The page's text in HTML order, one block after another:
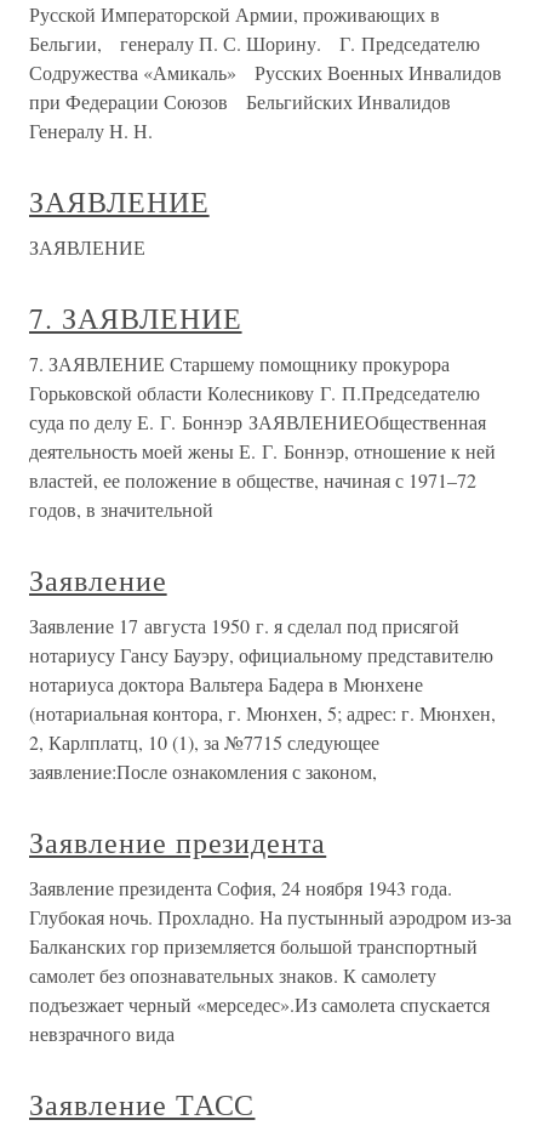
Русской Императорской Армии, проживающих в
Бельгии, генералу П. С. Шорину. Г. Председателю
Содружества «Амикаль» Русских Военных Инвалидов
при Федерации Союзов Бельгийских Инвалидов
Генералу Н. Н.
ЗАЯВЛЕНИЕ
ЗАЯВЛЕНИЕ
7. ЗАЯВЛЕНИЕ
7. ЗАЯВЛЕНИЕ Старшему помощнику прокурора
Горьковской области Колесникову Г. П.Председателю
суда по делу Е. Г. Боннэр ЗАЯВЛЕНИЕОбщественная
деятельность моей жены Е. Г. Боннэр, отношение к ней
властей, ее положение в обществе, начиная с 1971–72
годов, в значительной
Заявление
Заявление 17 августа 1950 г. я сделал под присягой
нотариусу Гансу Бауэру, официальному представителю
нотариуса доктора Вальтеpa Бадера в Мюнхене
(нотариальная контора, г. Мюнхен, 5; адрес: г. Мюнхен,
2, Карлплатц, 10 (1), за №7715 следующее
заявление:После ознакомления с законом,
Заявление президента
Заявление президента София, 24 ноября 1943 года.
Глубокая ночь. Прохладно. На пустынный аэродром из-за
Балканских гор приземляется большой транспортный
самолет без опознавательных знаков. К самолету
подъезжает черный «мерседес».Из самолета спускается
невзрачного вида
Заявление ТАСС